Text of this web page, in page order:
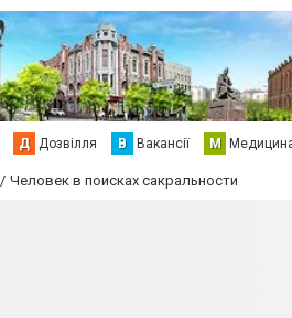
Д Дозвілля В Вакансії М
Человек в поисках сакральности